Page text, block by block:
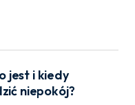
jest i kiedy
niepokój?